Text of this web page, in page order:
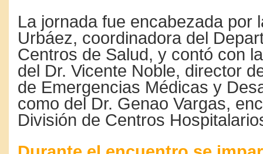
La jornada fue encabezada por
Urbáez, coordinadora del
Centros de Salud, y contó con
del Dr. Vicente Noble, director
de Emergencias Médicas y
como del Dr. Genao Vargas,
División de Centros